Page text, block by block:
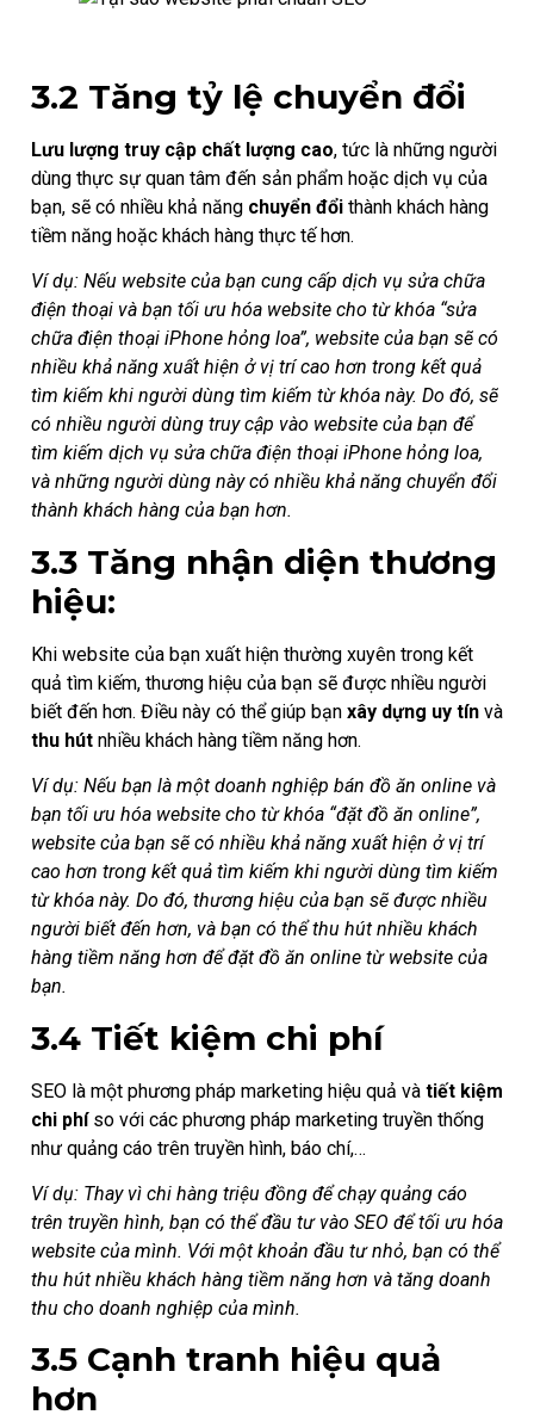
3.2 Tăng tỷ lệ chuyển đổi
Lưu lượng truy cập chất lượng cao, tức là những người
dùng thực sự quan tâm đến sản phẩm hoặc dịch vụ của
bạn, sẽ có nhiều khả năng chuyển đổi thành khách hàng
tiềm năng hoặc khách hàng thực tế hơn.
Ví dụ: Nếu website của bạn cung cấp dịch vụ sửa chữa
điện thoại và bạn tối ưu hóa website cho từ khóa “sửa
chữa điện thoại iPhone hỏng loa”, website của bạn sẽ có
nhiều khả năng xuất hiện ở vị trí cao hơn trong kết quả
tìm kiếm khi người dùng tìm kiếm từ khóa này. Do đó, sẽ
có nhiều người dùng truy cập vào website của bạn để
tìm kiếm dịch vụ sửa chữa điện thoại iPhone hỏng loa,
và những người dùng này có nhiều khả năng chuyển đổi
thành khách hàng của bạn hơn.
3.3 Tăng nhận diện thương
hiệu:
Khi website của bạn xuất hiện thường xuyên trong kết
quả tìm kiếm, thương hiệu của bạn sẽ được nhiều người
biết đến hơn. Điều này có thể giúp bạn xây dựng uy tín và
thu hút nhiều khách hàng tiềm năng hơn.
Ví dụ: Nếu bạn là một doanh nghiệp bán đồ ăn online và
bạn tối ưu hóa website cho từ khóa “đặt đồ ăn online”,
website của bạn sẽ có nhiều khả năng xuất hiện ở vị trí
cao hơn trong kết quả tìm kiếm khi người dùng tìm kiếm
từ khóa này. Do đó, thương hiệu của bạn sẽ được nhiều
người biết đến hơn, và bạn có thể thu hút nhiều khách
hàng tiềm năng hơn để đặt đồ ăn online từ website của
bạn.
3.4 Tiết kiệm chi phí
SEO là một phương pháp marketing hiệu quả và tiết kiệm
chi phíso với các phương pháp marketing truyền thống
như quảng cáo trên truyền hình, báo chí,…
Ví dụ: Thay vì chi hàng triệu đồng để chạy quảng cáo
trên truyền hình, bạn có thể đầu tư vào SEO để tối ưu hóa
website của mình. Với một khoản đầu tư nhỏ, bạn có thể
thu hút nhiều khách hàng tiềm năng hơn và tăng doanh
thu cho doanh nghiệp của mình.
3.5 Cạnh tranh hiệu quả
hơn